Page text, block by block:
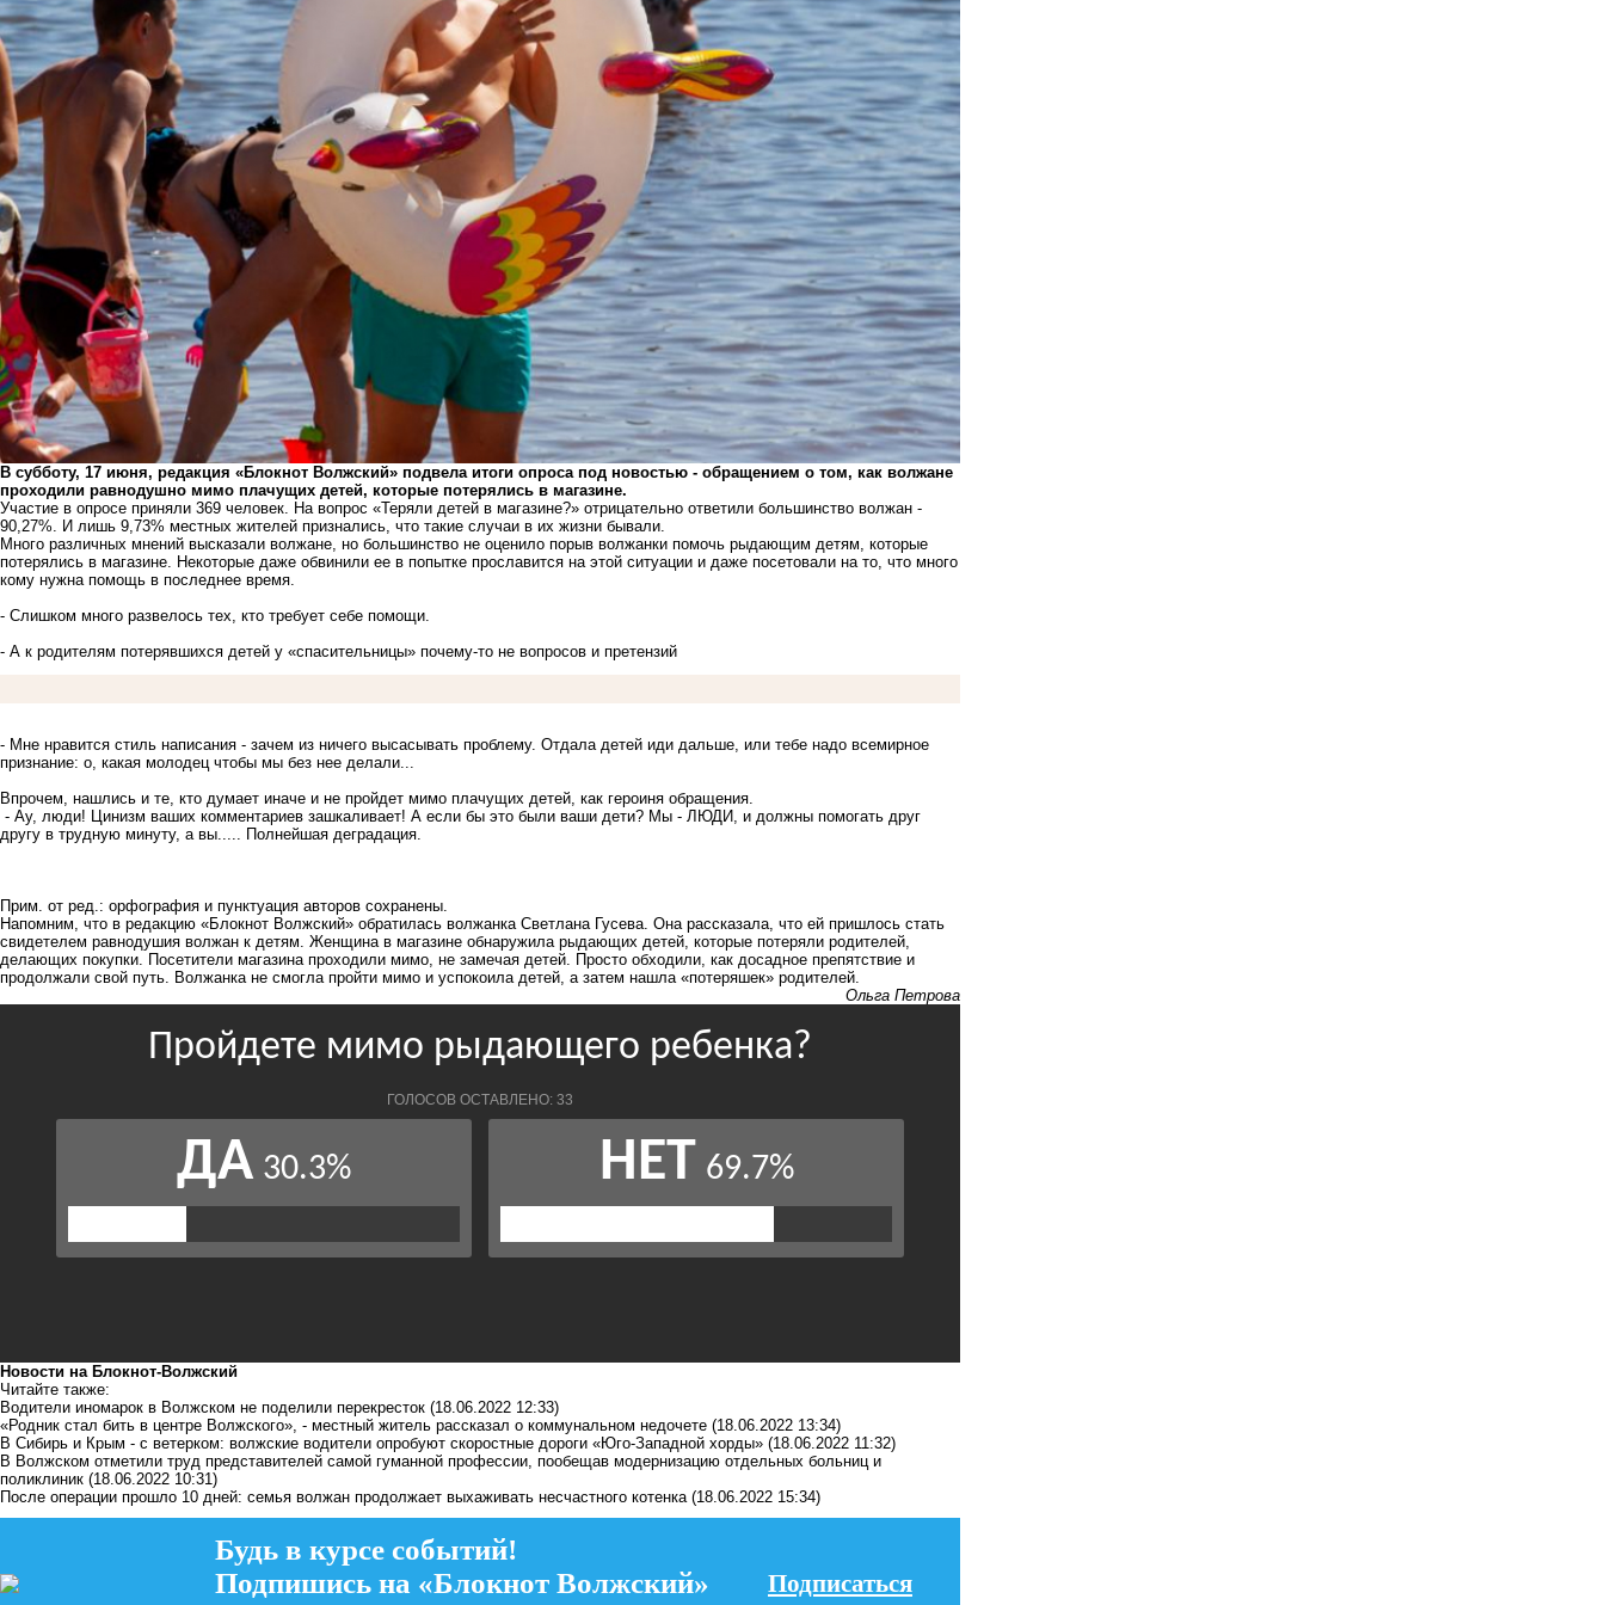
В субботу, 17 июня, редакция «Блокнот Волжский» подвела итоги опроса под новостью - обращением о том, как волжане
проходили равнодушно мимо плачущих детей, которые потерялись в магазине.
Участие в опросе приняли 369 человек. На вопрос «Теряли детей в магазине?» отрицательно ответили большинство волжан -
90,27%. И лишь 9,73% местных жителей признались, что такие случаи в их жизни бывали.
Много различных мнений высказали волжане, но большинство не оценило порыв волжанки помочь рыдающим детям, которые
потерялись в магазине. Некоторые даже обвинили ее в попытке прославится на этой ситуации и даже посетовали на то, что много
кому нужна помощь в последнее время.
- Слишком много развелось тех, кто требует себе помощи.
- А к родителям потерявшихся детей у «спасительницы» почему-то не вопросов и претензий
- Мне нравится стиль написания - зачем из ничего высасывать проблему. Отдала детей иди дальше, или тебе надо всемирное
признание: о, какая молодец чтобы мы без нее делали...
Впрочем, нашлись и те, кто думает иначе и не пройдет мимо плачущих детей, как героиня обращения.
- Ау, люди! Цинизм ваших комментариев зашкаливает! А если бы это были ваши дети? Мы - ЛЮДИ, и должны помогать друг
другу в трудную минуту, а вы..... Полнейшая деградация.
Прим. от ред.: орфография и пунктуация авторов сохранены.
Напомним, что в редакцию «Блокнот Волжский» обратилась волжанка Светлана Гусева. Она рассказала, что ей пришлось стать
свидетелем равнодушия волжан к детям. Женщина в магазине обнаружила рыдающих детей, которые потеряли родителей,
делающих покупки. Посетители магазина проходили мимо, не замечая детей. Просто обходили, как досадное препятствие и
продолжали свой путь. Волжанка не смогла пройти мимо и успокоила детей, а затем нашла «потеряшек» родителей.
Ольга Петрова
Новости на Блoкнoт-Волжский
Читайте также:
Водители иномарок в Волжском не поделили перекресток (18.06.2022 12:33)
«Родник стал бить в центре Волжского», - местный житель рассказал о коммунальном недочете (18.06.2022 13:34)
В Сибирь и Крым - с ветерком: волжские водители опробуют скоростные дороги «Юго-Западной хорды» (18.06.2022 11:32)
В Волжском отметили труд представителей самой гуманной профессии, пообещав модернизацию отдельных больниц и
поликлиник (18.06.2022 10:31)
После операции прошло 10 дней: семья волжан продолжает выхаживать несчастного котенка (18.06.2022 15:34)
Будь в курсе событий!
Подпишись на «Блокнот Волжский»
Подписаться